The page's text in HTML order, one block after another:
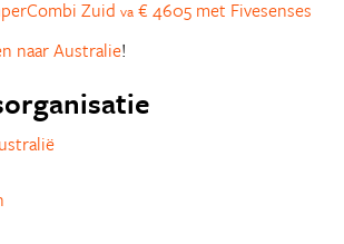
Zuid va € 4605 met Fivesenses
naar Australie!